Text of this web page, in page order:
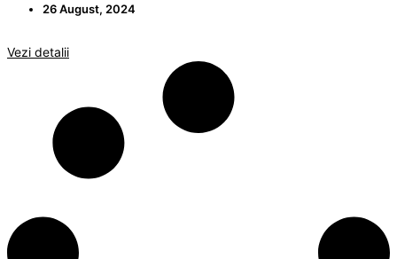
26 August, 2024
Vezi detalii